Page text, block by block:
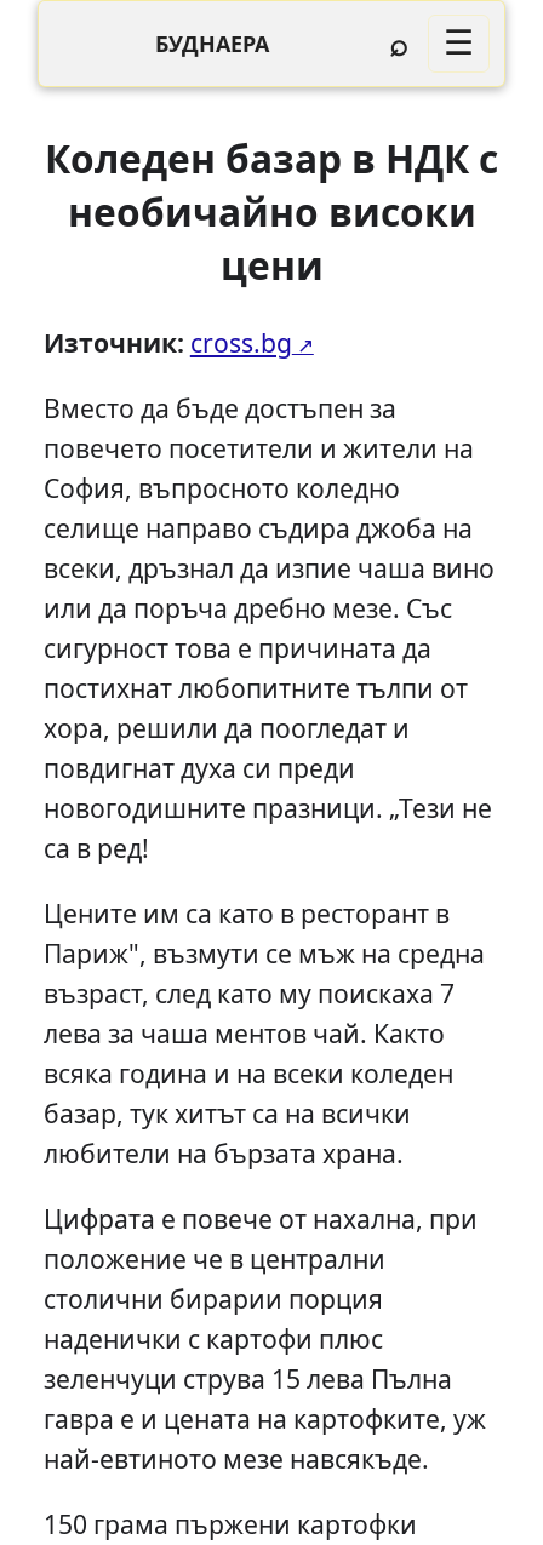
БУДНАЕРА ⌕ ☰
Коледен базар в НДК с
необичайно високи
цени
Източник: cross.bg
Вместо да бъде достъпен за
повечето посетители и жители на
София, въпросното коледно
селище направо съдира джоба на
всеки, дръзнал да изпие чаша вино
или да поръча дребно мезе. Със
сигурност това е причината да
постихнат любопитните тълпи от
хора, решили да поогледат и
повдигнат духа си преди
новогодишните празници. „Тези не
са в ред!
Цените им са като в ресторант в
Париж", възмути се мъж на средна
възраст, след като му поискаха 7
лева за чаша ментов чай. Както
всяка година и на всеки коледен
базар, тук хитът са на всички
любители на бързата храна.
Цифрата е повече от нахална, при
положение че в централни
столични бирарии порция
наденички с картофи плюс
зеленчуци струва 15 лева Пълна
гавра е и цената на картофките, уж
най-евтиното мезе навсякъде.
150 грама пържени картофки